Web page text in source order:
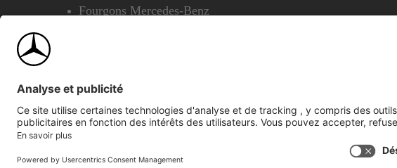
Fourgons Mercedes-Benz
©2026 Mercedes-Benz Canada Inc.